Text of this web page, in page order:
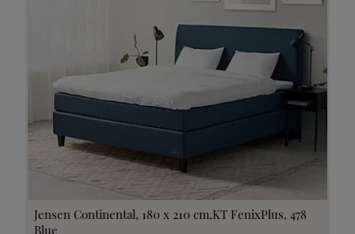
Jensen Continental, 180 x 210 cm,KT FenixPlus, 478
Blue